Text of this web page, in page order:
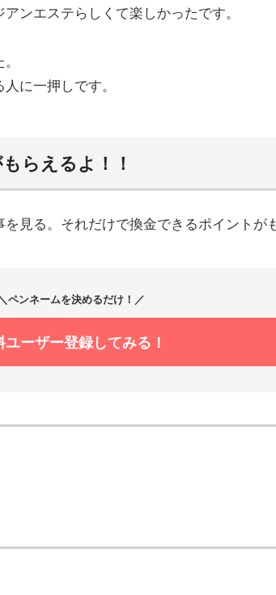
ンエステらしくて楽しかったです。
に一押しです。
らえるよ！！
見る。それだけで換金できるポイントが
ペンネームを決めるだけ！／
ユーザー登録してみる！